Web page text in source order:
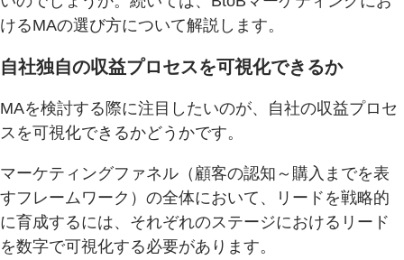
けるMAの選び方について解説します。
自社独自の収益プロセスを可視化できるか
MAを検討する際に注目したいのが、自社の収益プロセ
スを可視化できるかどうかです。
マーケティングファネル（顧客の認知～購入までを表
すフレームワーク）の全体において、リードを戦略的
に育成するには、それぞれのステージにおけるリード
を数字で可視化する必要があります。